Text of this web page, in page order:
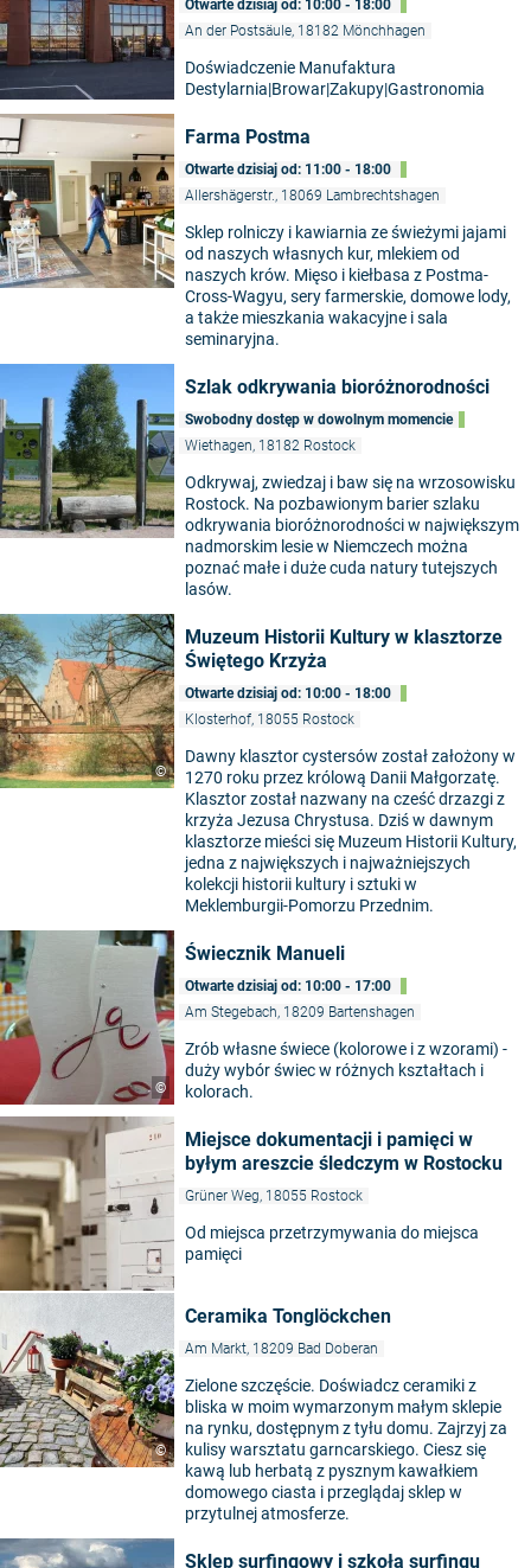
Otwarte dzisiaj od: 10:00 - 18:00
An der Postsäule, 18182 Mönchhagen
Doświadczenie Manufaktura
Destylarnia|Browar|Zakupy|Gastronomia
Farma Postma
Otwarte dzisiaj od: 11:00 - 18:00
Allershägerstr., 18069 Lambrechtshagen
Sklep rolniczy i kawiarnia ze świeżymi jajami
od naszych własnych kur, mlekiem od
naszych krów. Mięso i kiełbasa z Postma-
Cross-Wagyu, sery farmerskie, domowe lody,
a także mieszkania wakacyjne i sala
seminaryjna.
Szlak odkrywania bioróżnorodności
Swobodny dostęp w dowolnym momencie
Wiethagen, 18182 Rostock
Odkrywaj, zwiedzaj i baw się na wrzosowisku
Rostock. Na pozbawionym barier szlaku
odkrywania bioróżnorodności w największym
nadmorskim lesie w Niemczech można
poznać małe i duże cuda natury tutejszych
lasów.
©
Muzeum Historii Kultury w klasztorze
Świętego Krzyża
Otwarte dzisiaj od: 10:00 - 18:00
Klosterhof, 18055 Rostock
Dawny klasztor cystersów został założony w
1270 roku przez królową Danii Małgorzatę.
Klasztor został nazwany na cześć drzazgi z
krzyża Jezusa Chrystusa. Dziś w dawnym
klasztorze mieści się Muzeum Historii Kultury,
jedna z największych i najważniejszych
kolekcji historii kultury i sztuki w
Meklemburgii-Pomorzu Przednim.
©
Świecznik Manueli
Otwarte dzisiaj od: 10:00 - 17:00
Am Stegebach, 18209 Bartenshagen
Zrób własne świece (kolorowe i z wzorami) -
duży wybór świec w różnych kształtach i
kolorach.
Miejsce dokumentacji i pamięci w
byłym areszcie śledczym w Rostocku
Grüner Weg, 18055 Rostock
Od miejsca przetrzymywania do miejsca
pamięci
©
Ceramika Tonglöckchen
Am Markt, 18209 Bad Doberan
Zielone szczęście. Doświadcz ceramiki z
bliska w moim wymarzonym małym sklepie
na rynku, dostępnym z tyłu domu. Zajrzyj za
kulisy warsztatu garncarskiego. Ciesz się
kawą lub herbatą z pysznym kawałkiem
domowego ciasta i przeglądaj sklep w
przytulnej atmosferze.
Sklep surfingowy i szkoła surfingu